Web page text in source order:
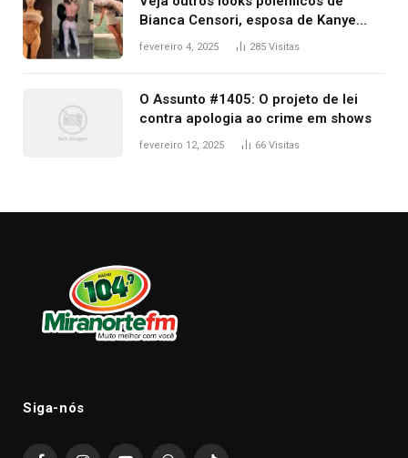
Bianca Censori, esposa de Kanye
West que apareceu nua no Grammy
fevereiro 4, 2025 285 Visitas
O Assunto #1405: O projeto de lei
contra apologia ao crime em shows
fevereiro 12, 2025 66 Visitas
Siga-nós